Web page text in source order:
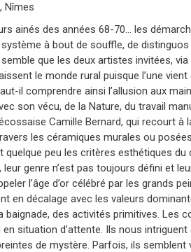
Nîmes
ainés des années 68-70… les
à bout de souffle, de
que les deux artistes invitées,
le monde rural puisque l’une
il comprendre ainsi l’allusion aux
son vécu, de la Nature, du travail
Camille Bernard, qui recourt à
les céramiques murales ou
quelque peu les critères esthétiques
genre n’est pas toujours défini et
l’âge d’or célébré par les grands
en décalage avec les valeurs
baignade, des activités primitives. Les
en situation d’attente. Ils nous
de mystère. Parfois, ils semblent